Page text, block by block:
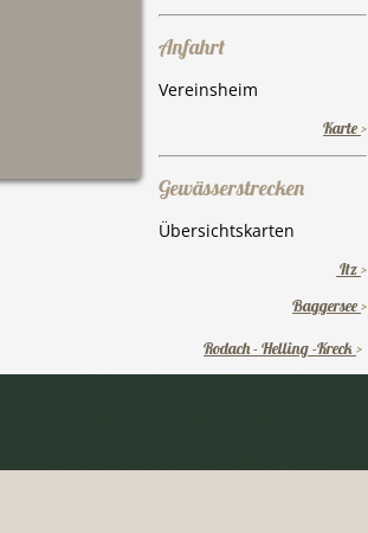
Anfahrt
Vereinsheim
Karte>
Gewässerstrecken
Übersichtskarten
Itz>
Baggersee>
Rodach - Helling -Kreck>